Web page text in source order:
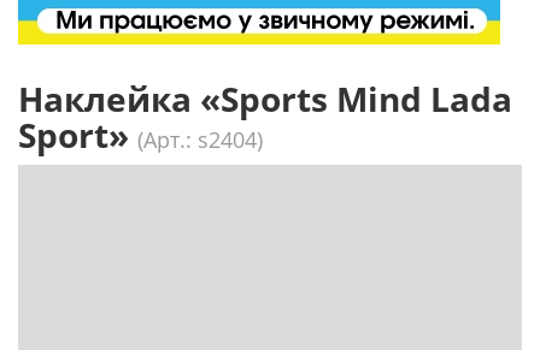
Наклейка «Sports Mind Lada
Sport» (Арт.: s2404)